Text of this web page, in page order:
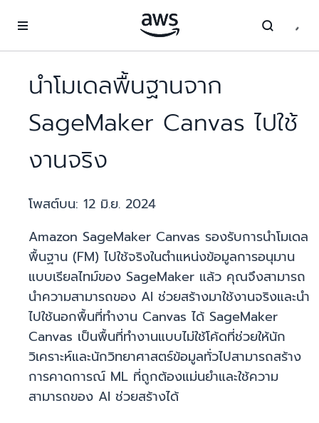
นำโมเดลพื้นฐานจาก
SageMaker Canvas ไปใช้
งานจริง
โพสต์บน: 12 มิ.ย. 2024
Amazon SageMaker Canvas รองรับการนำโมเดล
พื้นฐาน (FM) ไปใช้จริงในตำแหน่งข้อมูลการอนุมาน
แบบเรียลไทม์ของ SageMaker แล้ว คุณจึงสามารถ
นำความสามารถของ AI ช่วยสร้างมาใช้งานจริงและนำ
ไปใช้นอกพื้นที่ทำงาน Canvas ได้ SageMaker
Canvas เป็นพื้นที่ทำงานแบบไม่ใช้โค้ดที่ช่วยให้นัก
วิเคราะห์และนักวิทยาศาสตร์ข้อมูลทั่วไปสามารถสร้าง
การคาดการณ์ ML ที่ถูกต้องแม่นยำและใช้ความ
สามารถของ AI ช่วยสร้างได้